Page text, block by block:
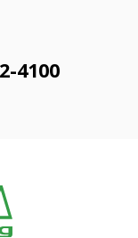
4100